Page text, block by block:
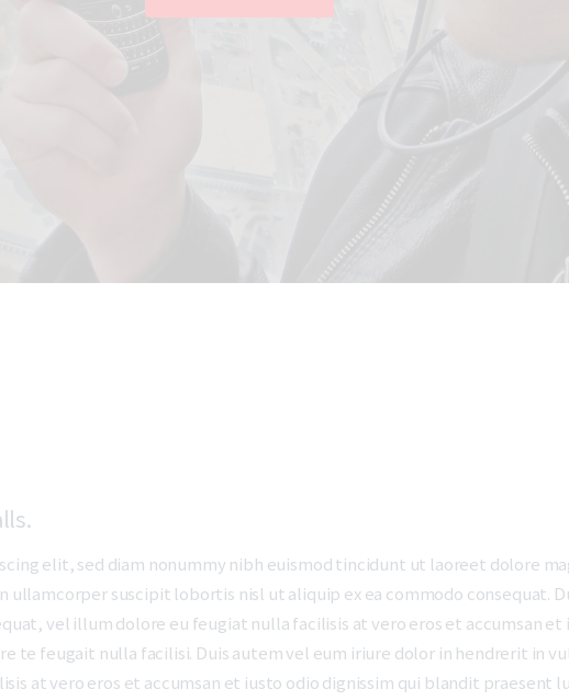
elit, sed diam nonummy nibh euismod tincidunt ut laoreet dolore
ullamcorper suscipit lobortis nisl ut aliquip ex ea commodo consequat.
vel illum dolore eu feugiat nulla facilisis at vero eros et accumsan
te feugait nulla facilisi. Duis autem vel eum iriure dolor in hendrerit in
at vero eros et accumsan et iusto odio dignissim qui blandit praesent